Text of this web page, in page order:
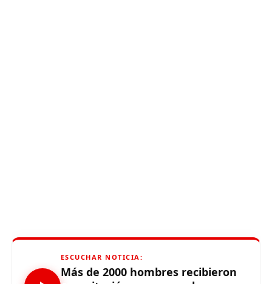
ESCUCHAR NOTICIA:
Más de 2000 hombres recibieron